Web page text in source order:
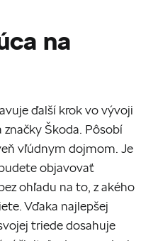
na
ďalší krok vo vývoji
značky Škoda. Pôsobí
vľúdnym dojmom. Je
objavovať
ohľadu na to, z akého
Vďaka najlepšej
triede dosahuje